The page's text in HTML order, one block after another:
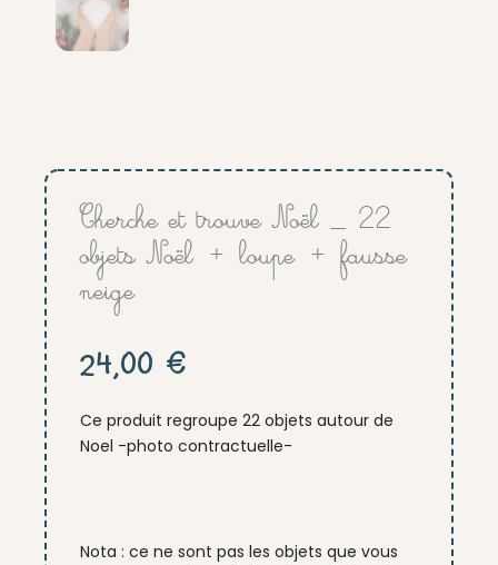
Cherche et trouve Noël _ 22
objets Noël + loupe + fausse
neige
24,00 €
Ce produit regroupe 22 objets autour de
Noel -photo contractuelle-
Nota : ce ne sont pas les objets que vous